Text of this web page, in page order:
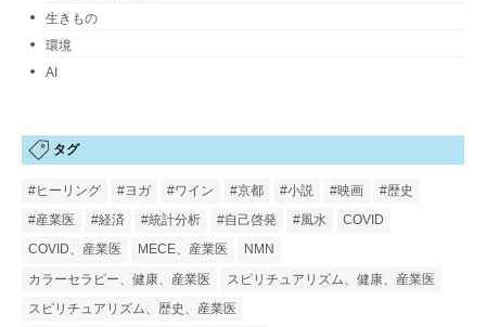
生きもの
環境
AI
タグ
#ヒーリング #ヨガ #ワイン #京都 #小説 #映画
#歴史
#産業医
#経済 #統計分析 #自己啓発 #風水
COVID
COVID、産業医
MECE、産業医
NMN
カラーセラピー、健康、産業医
スピリチュアリズム、健康、産業医
スピリチュアリズム、歴史、産業医